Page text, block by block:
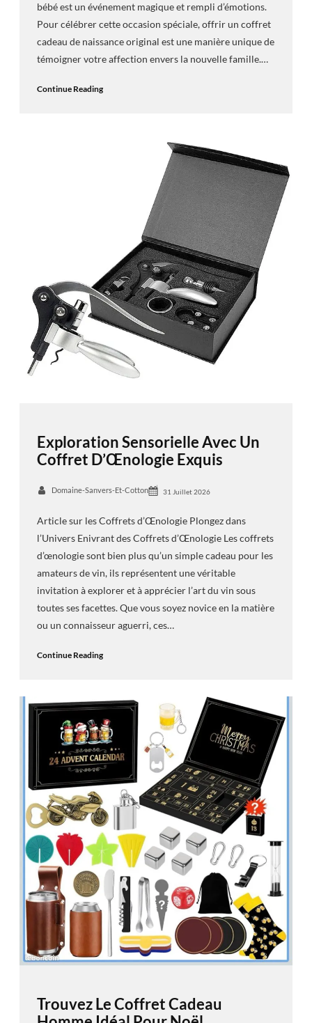
bébé est un événement magique et rempli d’émotions.
Pour célébrer cette occasion spéciale, offrir un coffret
cadeau de naissance original est une manière unique de
témoigner votre affection envers la nouvelle famille.…
Continue Reading
Exploration Sensorielle Avec Un
Coffret D’Œnologie Exquis
Domaine-Sanvers-Et-Cotton 31 Juillet 2026
Article sur les Coffrets d’Œnologie Plongez dans
l’Univers Enivrant des Coffrets d’Œnologie Les coffrets
d’œnologie sont bien plus qu’un simple cadeau pour les
amateurs de vin, ils représentent une véritable
invitation à explorer et à apprécier l’art du vin sous
toutes ses facettes. Que vous soyez novice en la matière
ou un connaisseur aguerri, ces…
Continue Reading
Trouvez Le Coffret Cadeau